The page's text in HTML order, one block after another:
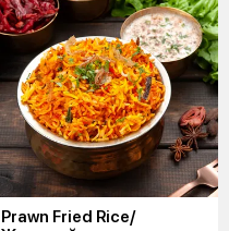
Prawn Fried Rice/